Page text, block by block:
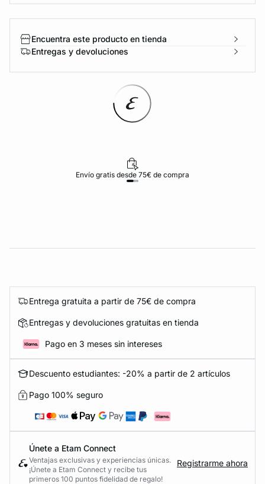
Encuentra este producto en tienda
Entregas y devoluciones
Envío gratis desde 75€ de compra
Entrega gratuita a partir de 75€ de compra
Entregas y devoluciones gratuitas en tienda
Pago en 3 meses sin intereses
Descuento estudiantes: -20% a partir de 2 artículos
Pago 100% seguro
Únete a Etam Connect
Ventajas exclusivas y experiencias únicas.
¡Únete a Etam Connect y recibe tus
primeros 100 puntos fidelidad de regalo!
Registrarme ahora